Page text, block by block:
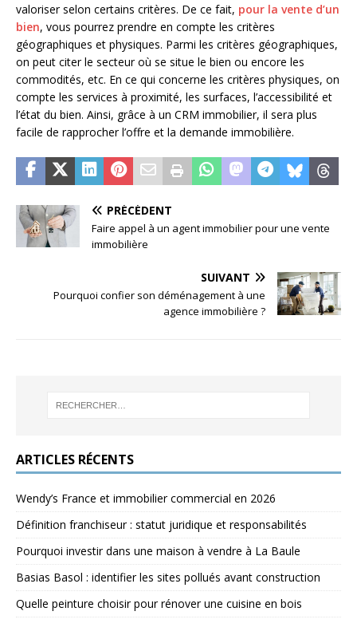
valoriser selon certains critères. De ce fait, pour la vente d’un
bien, vous pourrez prendre en compte les critères
géographiques et physiques. Parmi les critères géographiques,
on peut citer le secteur où se situe le bien ou encore les
commodités, etc. En ce qui concerne les critères physiques, on
compte les services à proximité, les surfaces, l’accessibilité et
l’état du bien. Ainsi, grâce à un CRM immobilier, il sera plus
facile de rapprocher l’offre et la demande immobilière.
PRÉCÉDENT
Faire appel à un agent immobilier pour une vente
immobilière
SUIVANT
Pourquoi confier son déménagement à une
agence immobilière ?
ARTICLES RÉCENTS
Wendy’s France et immobilier commercial en 2026
Définition franchiseur : statut juridique et responsabilités
Pourquoi investir dans une maison à vendre à La Baule
Basias Basol : identifier les sites pollués avant construction
Quelle peinture choisir pour rénover une cuisine en bois